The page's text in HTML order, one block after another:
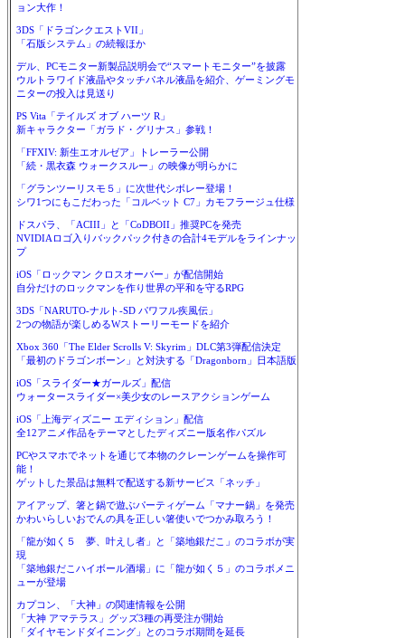
ョン大作！
3DS「ドラゴンクエストVII」
「石版システム」の続報ほか
デル、PCモニター新製品説明会で“スマートモニター”を披露
ウルトラワイド液晶やタッチパネル液晶を紹介、ゲーミングモ
ニターの投入は見送り
PS Vita「テイルズ オブ ハーツ R」
新キャラクター「ガラド・グリナス」参戦！
「FFXIV: 新生エオルゼア」トレーラー公開
「続・黒衣森 ウォークスルー」の映像が明らかに
「グランツーリスモ５」に次世代シボレー登場！
シワ1つにもこだわった「コルベット C7」カモフラージュ仕様
ドスパラ、「ACIII」と「CoDBOII」推奨PCを発売
NVIDIAロゴ入りバックパック付きの合計4モデルをラインナッ
プ
iOS「ロックマン クロスオーバー」が配信開始
自分だけのロックマンを作り世界の平和を守るRPG
3DS「NARUTO-ナルト-SD パワフル疾風伝」
2つの物語が楽しめるWストーリーモードを紹介
Xbox 360「The Elder Scrolls V: Skyrim」DLC第3弾配信決定
「最初のドラゴンボーン」と対決する「Dragonborn」日本語版
iOS「スライダー★ガールズ」配信
ウォータースライダー×美少女のレースアクションゲーム
iOS「上海ディズニー エディション」配信
全12アニメ作品をテーマとしたディズニー版名作パズル
PCやスマホでネットを通じて本物のクレーンゲームを操作可
能！
ゲットした景品は無料で配送する新サービス「ネッチ」
アイアップ、箸と鍋で遊ぶパーティゲーム「マナー鍋」を発売
かわいらしいおでんの具を正しい箸使いでつかみ取ろう！
「龍が如く５ 夢、叶えし者」と「築地銀だこ」のコラボが実
現
「築地銀だこハイボール酒場」に「龍が如く５」のコラボメニ
ューが登場
カプコン、「大神」の関連情報を公開
「大神 アマテラス」グッズ3種の再受注が開始
「ダイヤモンドダイニング」とのコラボ期間を延長